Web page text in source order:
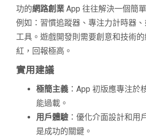
功的網路創業 App 往往解決一個簡
例如：習慣追蹤器、專注力計時器
工具。遊戲開發則需要創意和技術
紅，回報極高。
實用建議
極簡主義 ：App 初版應專注於
能過載。
用戶體驗 ：優化介面設計和用
是成功的關鍵。